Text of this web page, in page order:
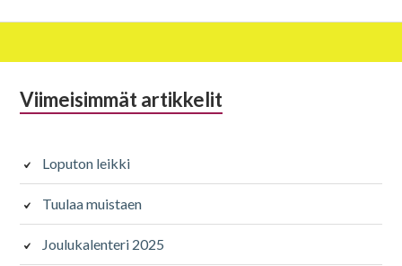
Alapalkin
Viimeisimmät artikkelit
Loputon leikki
Tuulaa muistaen
Joulukalenteri 2025